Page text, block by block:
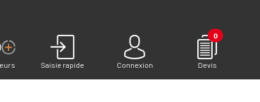
Saisie rapide Connexion
0
Devis